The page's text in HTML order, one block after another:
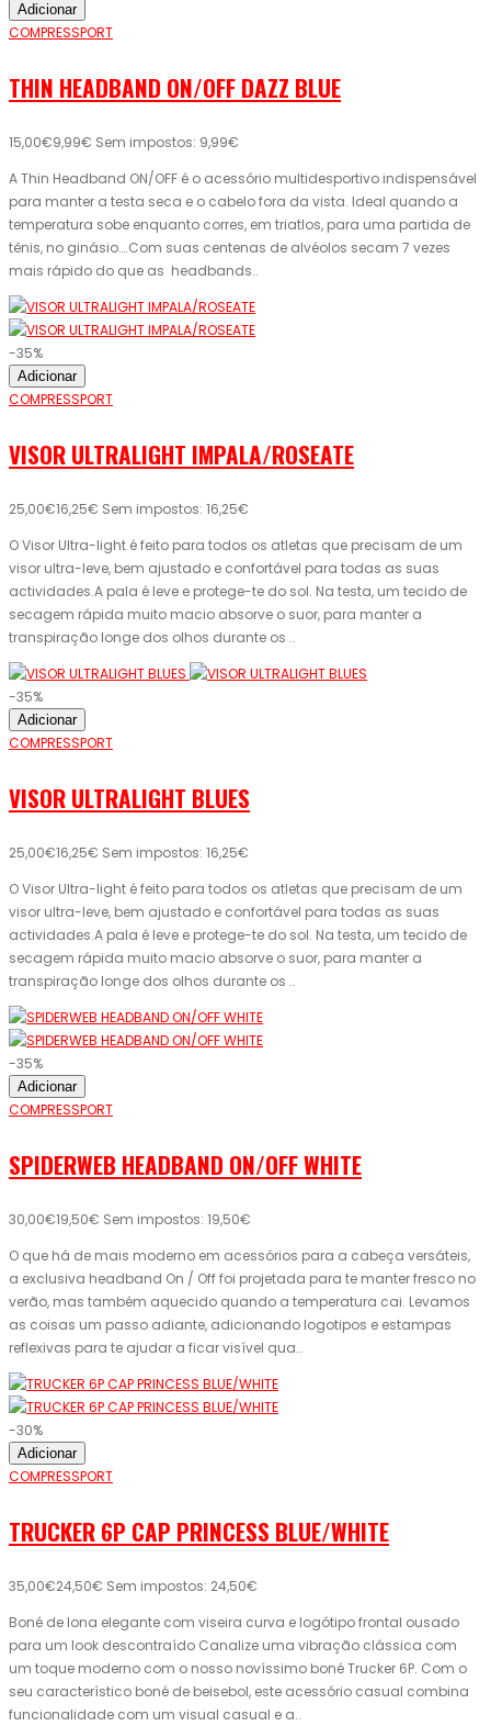
Adicionar
COMPRESSPORT
THIN HEADBAND ON/OFF DAZZ BLUE
15,00€9,99€ Sem impostos: 9,99€
A Thin Headband ON/OFF é o acessório multidesportivo indispensável
para manter a testa seca e o cabelo fora da vista. Ideal quando a
temperatura sobe enquanto corres, em triatlos, para uma partida de
tênis, no ginásio….Com suas centenas de alvéolos secam 7 vezes
mais rápido do que as headbands..
-35%
Adicionar
COMPRESSPORT
VISOR ULTRALIGHT IMPALA/ROSEATE
25,00€16,25€ Sem impostos: 16,25€
O Visor Ultra-light é feito para todos os atletas que precisam de um
visor ultra-leve, bem ajustado e confortável para todas as suas
actividades.A pala é leve e protege-te do sol. Na testa, um tecido de
secagem rápida muito macio absorve o suor, para manter a
transpiração longe dos olhos durante os ..
-35%
Adicionar
COMPRESSPORT
VISOR ULTRALIGHT BLUES
25,00€16,25€ Sem impostos: 16,25€
O Visor Ultra-light é feito para todos os atletas que precisam de um
visor ultra-leve, bem ajustado e confortável para todas as suas
actividades.A pala é leve e protege-te do sol. Na testa, um tecido de
secagem rápida muito macio absorve o suor, para manter a
transpiração longe dos olhos durante os ..
-35%
Adicionar
COMPRESSPORT
SPIDERWEB HEADBAND ON/OFF WHITE
30,00€19,50€ Sem impostos: 19,50€
O que há de mais moderno em acessórios para a cabeça versáteis,
a exclusiva headband On / Off foi projetada para te manter fresco no
verão, mas também aquecido quando a temperatura cai. Levamos
as coisas um passo adiante, adicionando logotipos e estampas
reflexivas para te ajudar a ficar visível qua..
-30%
Adicionar
COMPRESSPORT
TRUCKER 6P CAP PRINCESS BLUE/WHITE
35,00€24,50€ Sem impostos: 24,50€
Boné de lona elegante com viseira curva e logótipo frontal ousado
para um look descontraído Canalize uma vibração clássica com
um toque moderno com o nosso novíssimo boné Trucker 6P. Com o
seu característico boné de beisebol, este acessório casual combina
funcionalidade com um visual casual e a..